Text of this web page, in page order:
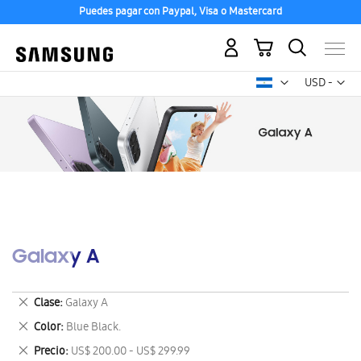
Puedes pagar con Paypal, Visa o Mastercard
USD -
dólar
Mi carrito
Galaxy A
Clase Galaxy A
Eliminar
este
artículo
Color Blue Black.
Eliminar
este
Precio US$ 200.00 - US$ 299.99
Eliminar